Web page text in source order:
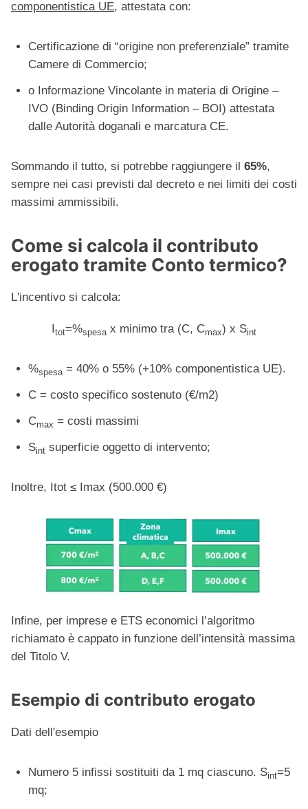
componentistica UE, attestata con:
Certificazione di “origine non preferenziale” tramite
Camere di Commercio;
o Informazione Vincolante in materia di Origine –
IVO (Binding Origin Information – BOI) attestata
dalle Autorità doganali e marcatura CE.
Sommando il tutto, si potrebbe raggiungere il 65%,
sempre nei casi previsti dal decreto e nei limiti dei costi
massimi ammissibili.
Come si calcola il contributo
erogato tramite Conto termico?
L'incentivo si calcola:
tot=%spesa x minimo tra (C, Cmax) x Sint
%spesa = 40% o 55% (+10% componentistica UE).
C = costo specifico sostenuto (€/m2)
Cmax = costi massimi
Sint superficie oggetto di intervento;
Inoltre, Itot ≤ Imax (500.000 €)
Infine, per imprese e ETS economici l’algoritmo
richiamato è cappato in funzione dell’intensità massima
del Titolo V.
Esempio di contributo erogato
Dati dell'esempio
Numero 5 infissi sostituiti da 1 mq ciascuno. Sint=5
mq;